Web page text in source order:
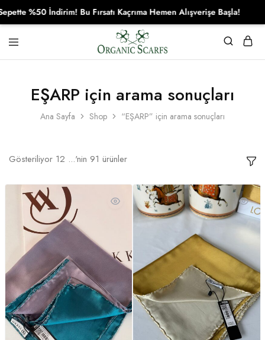
Organikscarf
Ana Sayfa Shop “EŞARP” için arama sonuçları
EŞARP için arama sonuçları
Gösteriliyor 12 ...'nin 91 ürünler
İndirim! Bu Fırsatı Kaçrıma Hemen Alışverişe Başla!